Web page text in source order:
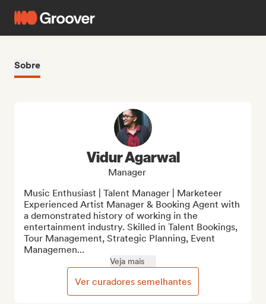
Sobre
Vidur Agarwal
Manager
Music Enthusiast | Talent Manager | Marketeer
Experienced Artist Manager & Booking Agent with
a demonstrated history of working in the
entertainment industry. Skilled in Talent Bookings,
Tour Management, Strategic Planning, Event
Managemen...
Veja mais
Ver curadores semelhantes